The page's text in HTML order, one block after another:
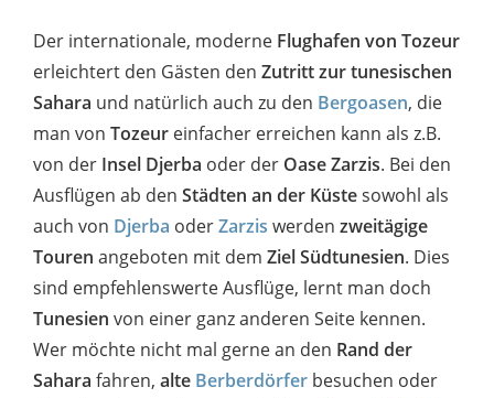
Der internationale, moderne Flughafen von Tozeur
erleichtert den Gästen den Zutritt zur tunesischen
Sahara und natürlich auch zu den Bergoasen, die
man von Tozeur einfacher erreichen kann als z.B.
von der Insel Djerba oder der Oase Zarzis. Bei den
Ausflügen ab den Städten an der Küstesowohl als
auch von Djerba oderZarzis werden zweitägige
Touren angeboten mit dem Ziel Südtunesien. Dies
sind empfehlenswerte Ausflüge, lernt man doch
Tunesien von einer ganz anderen Seite kennen.
Wer möchte nicht mal gerne an den Rand der
Sahara fahren, alte Berberdörfer besuchen oder